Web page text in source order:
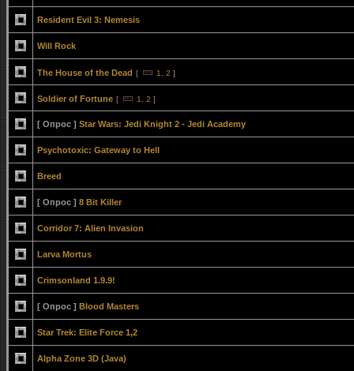
Resident Evil 3: Nemesis
Will Rock
The House of the Dead [ 1 2 ]
Soldier of Fortune [ 1 2 ]
[ Опрос ] Star Wars: Jedi Knight 2 - Jedi Academy
Psychotoxic: Gateway to Hell
Breed
[ Опрос ] 8 Bit Killer
Corridor 7: Alien Invasion
Larva Mortus
Crimsonland 1.9.9!
[ Опрос ] Blood Masters
Star Trek: Elite Force 1,2
Alpha Zone 3D (Java)